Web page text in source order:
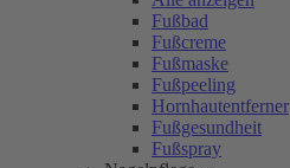
Fußbad
Fußcreme
Fußmaske
Fußpeeling
Hornhautentferner
Fußgesundheit
Fußspray